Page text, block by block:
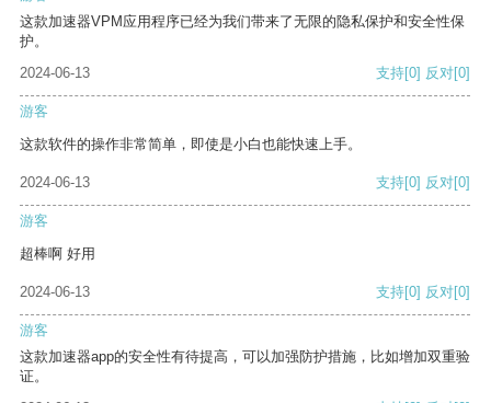
这款加速器VPM应用程序已经为我们带来了无限的隐私保护和安全性保
护。
2024-06-13
支持[0] 反对[0]
游客
这款软件的操作非常简单，即使是小白也能快速上手。
2024-06-13 支持[0] 反对[0]
游客
超棒啊 好用
2024-06-13 支持[0] 反对[0]
游客
这款加速器app的安全性有待提高，可以加强防护措施，比如增加双重验
证。